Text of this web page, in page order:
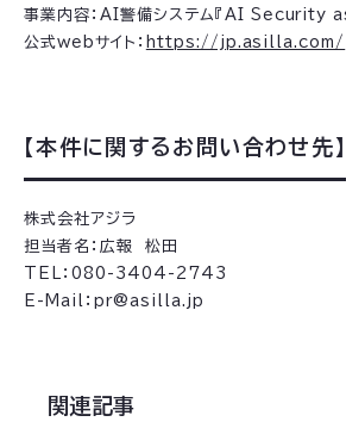
事業内容：AI警備システム『AI Security
公式webサイト： https://jp.asilla.com/
【本件に関するお問い合わせ先】
株式会社アジラ
担当者名：広報 松田
TEL：080-3404-2743
E-Mail：pr@asilla.jp
関連記事